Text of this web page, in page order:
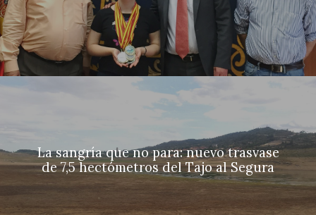
La sangría que no para: nuevo trasvase
de 7,5 hectómetros del Tajo al Segura